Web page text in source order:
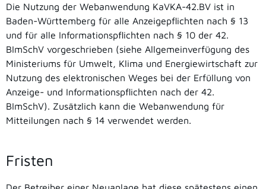
Die Nutzung der Webanwendung KaVKA-42.BV ist in
Baden-Württemberg für alle Anzeigepflichten nach § 13
und für alle Informationspflichten nach § 10 der 42.
BImSchV vorgeschrieben (siehe Allgemeinverfügung des
Ministeriums für Umwelt, Klima und Energiewirtschaft zur
Nutzung des elektronischen Weges bei der Erfüllung von
Anzeige- und Informationspflichten nach der 42.
BImSchV). Zusätzlich kann die Webanwendung für
Mitteilungen nach § 14 verwendet werden.
Fristen